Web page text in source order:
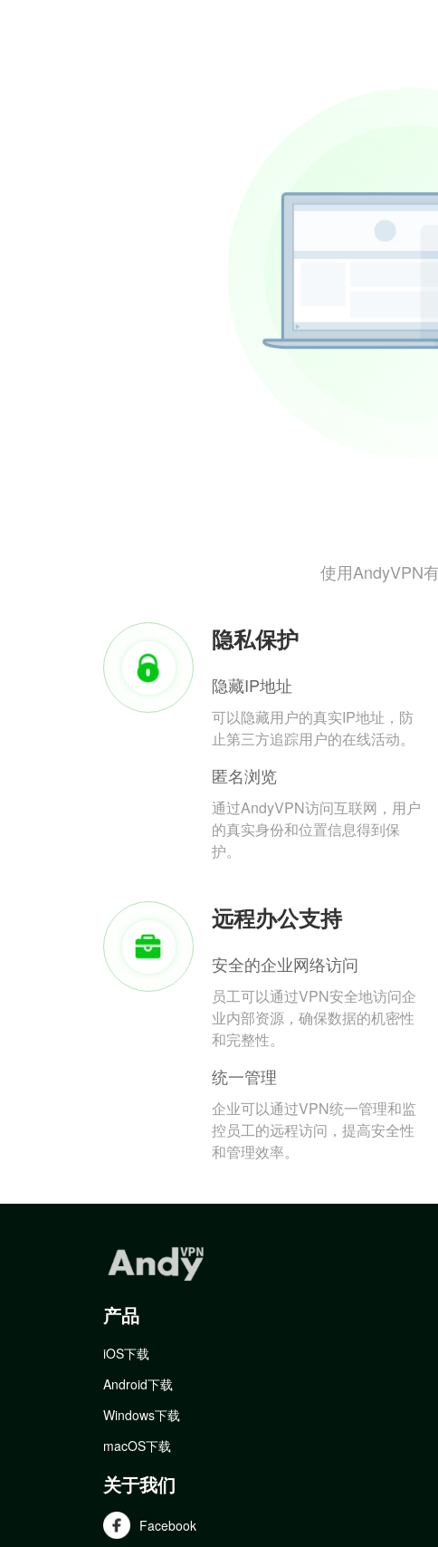
使用AndyVPN
隐私保护
隐藏IP地址
可以隐藏用户的真实IP地址，防
止第三方追踪用户的在线活动。
匿名浏览
通过AndyVPN访问互联网，用户
的真实身份和位置信息得到保
护。
远程办公支持
安全的企业网络访问
员工可以通过VPN安全地访问企
业内部资源，确保数据的机密性
和完整性。
统一管理
企业可以通过VPN统一管理和监
控员工的远程访问，提高安全性
和管理效率。
产品
iOS下载
Android下载
Windows下载
macOS下载
关于我们
Facebook